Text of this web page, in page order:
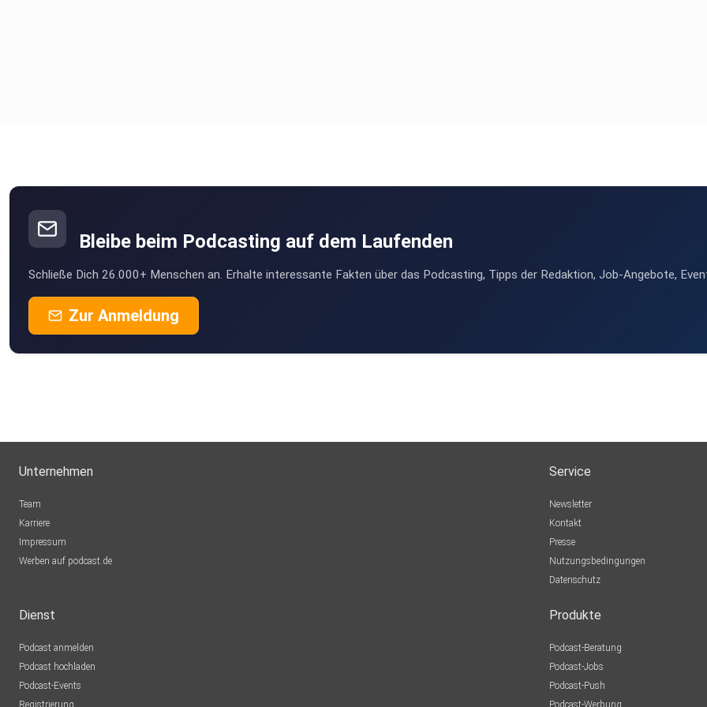
Bleibe beim Podcasting auf dem Laufenden
Schließe Dich 26.000+ Menschen an. Erhalte interessante Fakten über das Podcasting, Tipps der Redaktion, Job-Angebote,
Zur Anmeldung
Unternehmen
Team
Karriere
Impressum
Werben auf podcast.de
Service
Newsletter
Kontakt
Presse
Nutzungsbedingungen
Datenschutz
Dienst
Podcast anmelden
Podcast hochladen
Podcast-Events
Registrierung
Produkte
Podcast-Beratung
Podcast-Jobs
Podcast-Push
Podcast-Werbung